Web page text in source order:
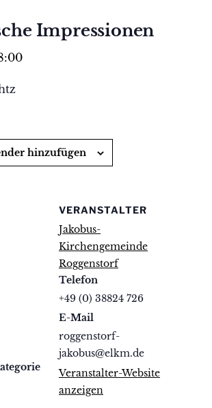
Impressionen
hinzufügen
VERANSTALTER
Jakobus-
Kirchengemeinde
Roggenstorf
Telefon
+49 (0) 38824 726
E-Mail
roggenstorf-
jakobus@elkm.de
Veranstalter-Website
anzeigen